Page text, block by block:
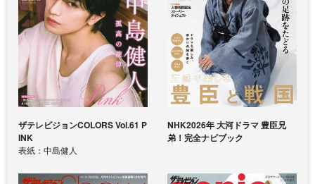
ザテレビジョンCOLORS Vol.61 P
INK
表紙：中島健人
NHK2026年 大河ドラマ 豊臣兄
弟！完全ナビブック